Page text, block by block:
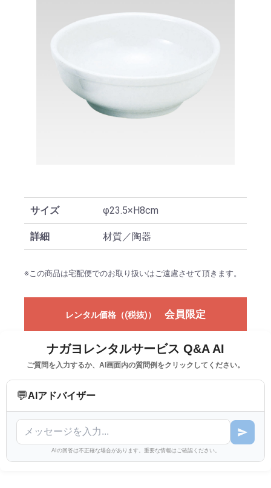
サイズ φ23.5×H8cm
詳細 材質／陶器
※この商品は宅配便でのお取り扱いはご遠慮させて頂きます。
レンタル価格（(税抜)） 会員限定
ナガヨレンタルサービス Q&A AI
ご質問を入力するか、AI画面内の質問例をクリックしてください。
💬AIアドバイザー
AIの回答は不正確な場合があります。重要な情報はご確認ください。